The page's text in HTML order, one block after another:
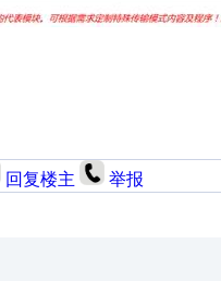
回复楼主 举报